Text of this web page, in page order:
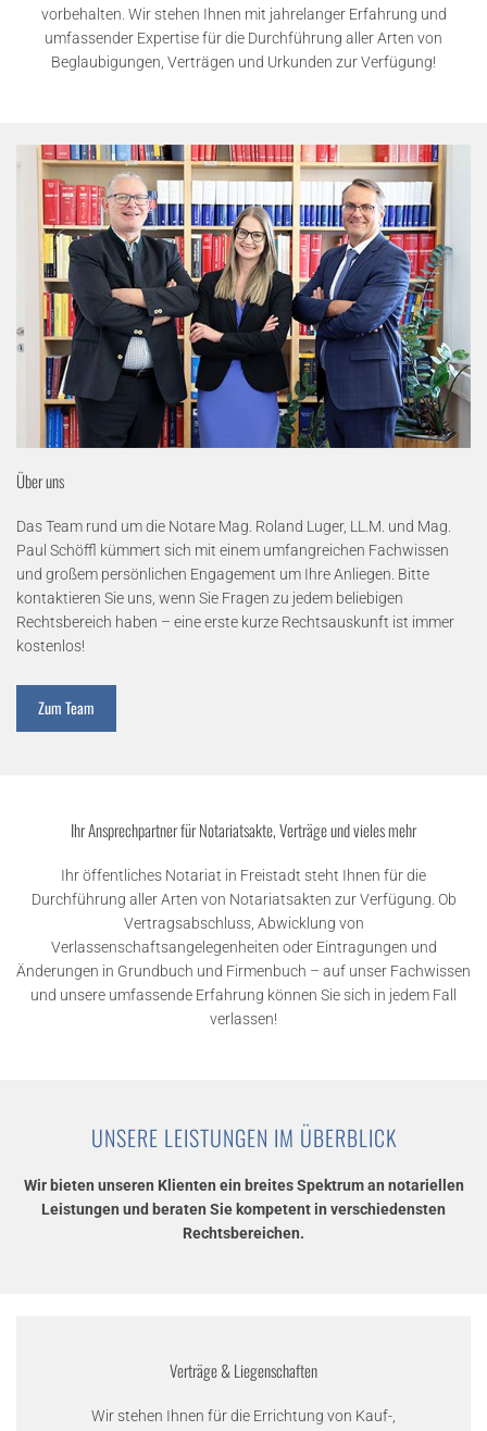
vorbehalten. Wir stehen Ihnen mit jahrelanger Erfahrung und
umfassender Expertise für die Durchführung aller Arten von
Beglaubigungen, Verträgen und Urkunden zur Verfügung!
Über uns
Das Team rund um die Notare Mag. Roland Luger, LL.M. und Mag.
Paul Schöffl kümmert sich mit einem umfangreichen Fachwissen
und großem persönlichen Engagement um Ihre Anliegen. Bitte
kontaktieren Sie uns, wenn Sie Fragen zu jedem beliebigen
Rechtsbereich haben – eine erste kurze Rechtsauskunft ist immer
kostenlos!
Zum Team
Ihr Ansprechpartner für Notariatsakte, Verträge und vieles mehr
Ihr öffentliches Notariat in Freistadt steht Ihnen für die
Durchführung aller Arten von Notariatsakten zur Verfügung. Ob
Vertragsabschluss, Abwicklung von
Verlassenschaftsangelegenheiten oder Eintragungen und
Änderungen in Grundbuch und Firmenbuch – auf unser Fachwissen
und unsere umfassende Erfahrung können Sie sich in jedem Fall
verlassen!
UNSERE LEISTUNGEN IM ÜBERBLICK
Wir bieten unseren Klienten ein breites Spektrum an notariellen
Leistungen und beraten Sie kompetent in verschiedensten
Rechtsbereichen.
Verträge & Liegenschaften
Wir stehen Ihnen für die Errichtung von Kauf-,